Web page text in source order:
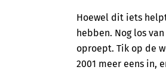
Hoewel dit iets
hebben. Nog los
oproept. Tik op de
2001 meer eens in,